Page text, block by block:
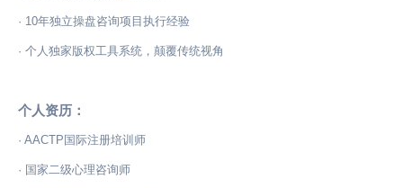
· 10年独立操盘咨询项目执行经验
· 个人独家版权工具系统，颠覆传统视角
个人资历：
· AACTP国际注册培训师
· 国家二级心理咨询师